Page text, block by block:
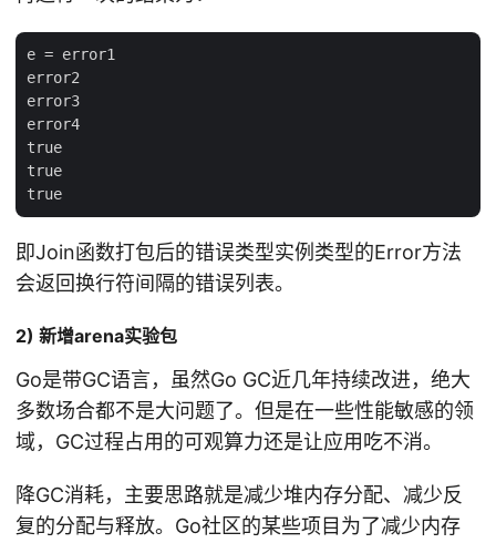
e = error1
error2
error3
error4
true
true
即Join函数打包后的错误类型实例类型的Error方法
会返回换行符间隔的错误列表。
2) 新增arena实验包
Go是带GC语言，虽然Go GC近几年持续改进，绝大
多数场合都不是大问题了。但是在一些性能敏感的领
域，GC过程占用的可观算力还是让应用吃不消。
降GC消耗，主要思路就是减少堆内存分配、减少反
复的分配与释放。Go社区的某些项目为了减少内存